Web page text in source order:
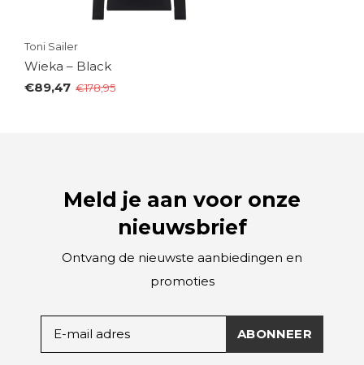
Toni Sailer
Wieka – Black
€89,47 €178,95
Meld je aan voor onze
nieuwsbrief
Ontvang de nieuwste aanbiedingen en
promoties
ABONNEER